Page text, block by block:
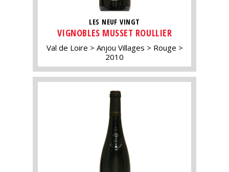
LES NEUF VINGT
VIGNOBLES MUSSET ROULLIER
Val de Loire Anjou Villages
Rouge
2010